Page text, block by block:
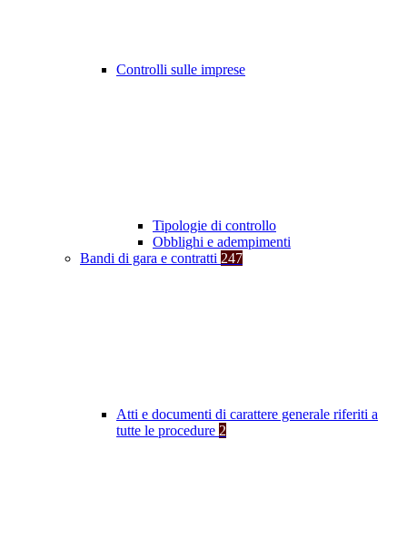
Controlli sulle imprese
Tipologie di controllo
Obblighi e adempimenti
Bandi di gara e contratti 247
Atti e documenti di carattere generale riferiti a
tutte le procedure 2